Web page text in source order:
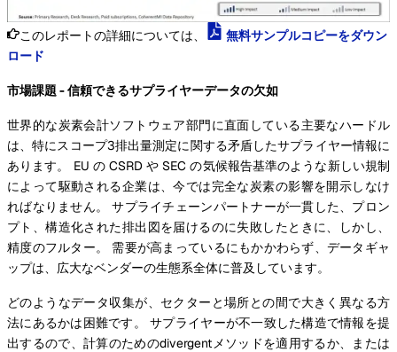
このレポートの詳細については、
無料サンプルコピーをダウン
ロード
市場課題 - 信頼できるサプライヤーデータの欠如
世界的な炭素会計ソフトウェア部門に直面している主要なハードル
は、特にスコープ3排出量測定に関する矛盾したサプライヤー情報に
あります。 EU の CSRD や SEC の気候報告基準のような新しい規制
によって駆動される企業は、今では完全な炭素の影響を開示しなけ
ればなりません。 サプライチェーンパートナーが一貫した、プロン
プト、構造化された排出図を届けるのに失敗したときに、しかし、
精度のフルター。 需要が高まっているにもかかわらず、データギャ
ップは、広大なベンダーの生態系全体に普及しています。
どのようなデータ収集が、セクターと場所との間で大きく異なる方
法にあるかは困難です。 サプライヤーが不一致した構造で情報を提
出するので、計算のためのdivergentメソッドを適用するか、または